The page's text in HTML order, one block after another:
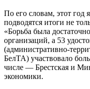
По его словам, этот год
подводятся итоги не
«Борьба была
организаций, а 53
(административно-
БелТА) участвовало
числе — Брестская и
экономики.